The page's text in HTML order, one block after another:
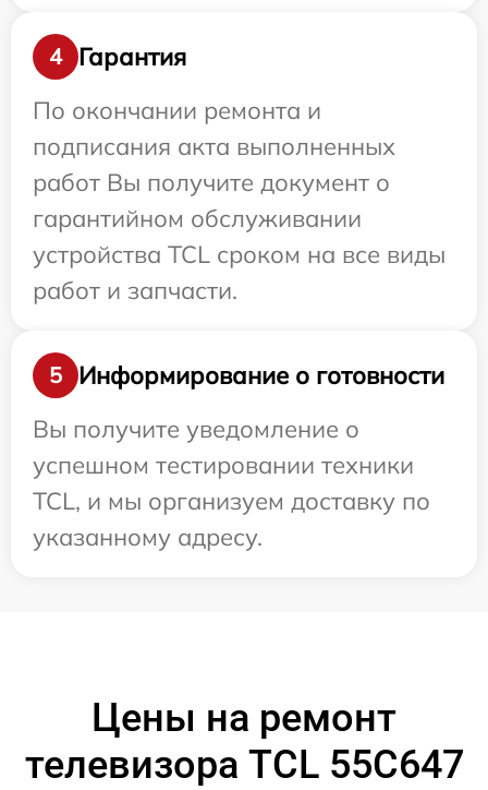
4
Гарантия
По окончании ремонта и
подписания акта выполненных
работ Вы получите документ о
гарантийном обслуживании
устройства TCL сроком на все виды
работ и запчасти.
5
Информирование о готовности
Вы получите уведомление о
успешном тестировании техники
TCL, и мы организуем доставку по
указанному адресу.
Цены на ремонт
телевизора TCL 55C647